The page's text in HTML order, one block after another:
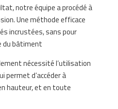
notre équipe a procédé à
Une méthode efficace
incrustées, sans pour
du bâtiment
nécessité l’utilisation
permet d’accéder à
hauteur, et en toute